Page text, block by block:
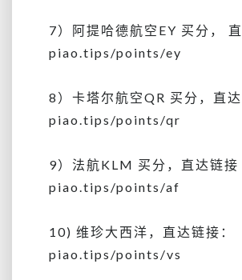
7）阿提哈德航空EY 买分，
piao.tips/points/ey
8）卡塔尔航空QR 买分，直
piao.tips/points/qr
9）法航KLM 买分，直达链接
piao.tips/points/af
10) 维珍大西洋，直达链接：
piao.tips/points/vs